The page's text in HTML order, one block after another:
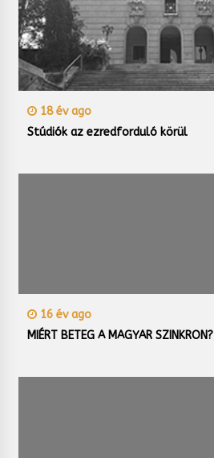
18 év ago
Stúdiók az ezredforduló körül
16 év ago
MIÉRT BETEG A MAGYAR SZINKRON?